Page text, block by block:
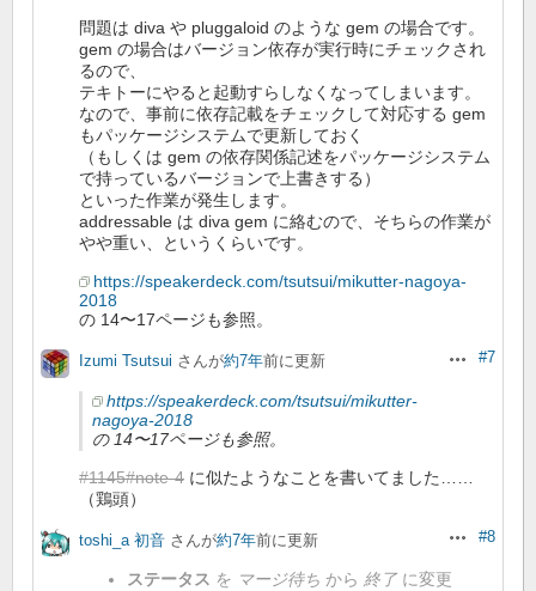
問題は diva や pluggaloid のような gem の場合です。
gem の場合はバージョン依存が実行時にチェックされ
るので、
テキトーにやると起動すらしなくなってしまいます。
なので、事前に依存記載をチェックして対応する gem
もパッケージシステムで更新しておく
（もしくは gem の依存関係記述をパッケージシステム
で持っているバージョンで上書きする）
といった作業が発生します。
addressable は diva gem に絡むので、そちらの作業が
やや重い、というくらいです。
https://speakerdeck.com/tsutsui/mikutter-nagoya-
2018
の 14〜17ページも参照。
操作#7
Izumi Tsutsui さんが約7年前に更新
https://speakerdeck.com/tsutsui/mikutter-
nagoya-2018
の 14〜17ページも参照。
#1145#note-4 に似たようなことを書いてました……
（鶏頭）
操作#8
toshi_a 初音 さんが約7年前に更新
ステータス を マージ待ち から 終了 に変更